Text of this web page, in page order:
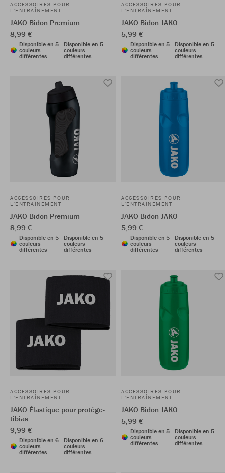
ACCESSOIRES POUR
L'ENTRAÎNEMENT
JAKO Bidon Premium
8,99 €
Disponible en 5
couleurs
différentes
Disponible en 5
couleurs
différentes
ACCESSOIRES POUR
L'ENTRAÎNEMENT
JAKO Bidon JAKO
5,99 €
Disponible en 5
couleurs
différentes
Disponible en 5
couleurs
différentes
ACCESSOIRES POUR
L'ENTRAÎNEMENT
JAKO Bidon Premium
8,99 €
Disponible en 5
couleurs
différentes
Disponible en 5
couleurs
différentes
ACCESSOIRES POUR
L'ENTRAÎNEMENT
JAKO Bidon JAKO
5,99 €
Disponible en 5
couleurs
différentes
Disponible en 5
couleurs
différentes
ACCESSOIRES POUR
L'ENTRAÎNEMENT
JAKO Élastique pour protège-
tibias
9,99 €
Disponible en 6
couleurs
différentes
Disponible en 6
couleurs
différentes
ACCESSOIRES POUR
L'ENTRAÎNEMENT
JAKO Bidon JAKO
5,99 €
Disponible en 5
couleurs
différentes
Disponible en 5
couleurs
différentes